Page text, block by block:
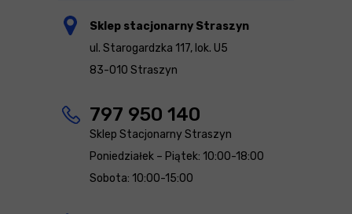
Sklep stacjonarny Straszyn
ul. Starogardzka 117, lok. U5
83-010 Straszyn
797 950 140
Sklep Stacjonarny Straszyn
Poniedziałek – Piątek: 10:00-18:00
Sobota: 10:00-15:00